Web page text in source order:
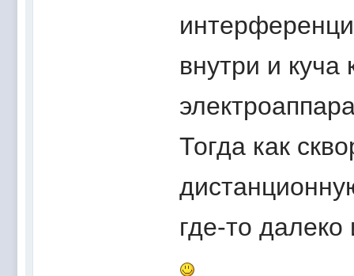
внутри и куча
Тогда как
где-то